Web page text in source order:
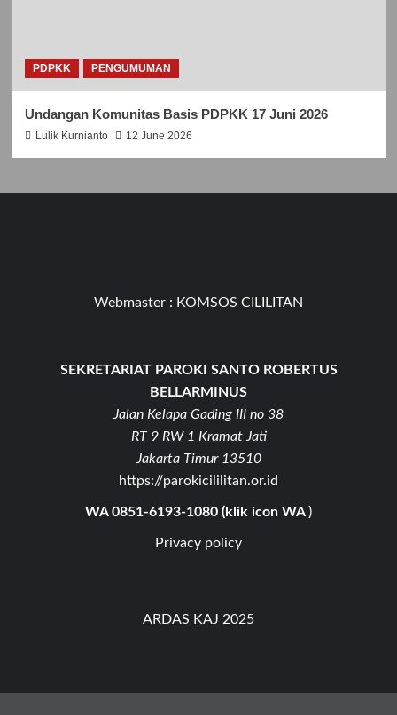
PDPKK PENGUMUMAN
Undangan Komunitas Basis PDPKK 17 Juni 2026
Lulik Kurnianto 12 June 2026
Webmaster : KOMSOS CILILITAN
SEKRETARIAT PAROKI SANTO ROBERTUS
BELLARMINUS
Jalan Kelapa Gading III no 38
RT 9 RW 1 Kramat Jati
Jakarta Timur 13510
https://parokicililitan.or.id
WA 0851-6193-1080 (klik icon WA )
Privacy policy
ARDAS KAJ 2025